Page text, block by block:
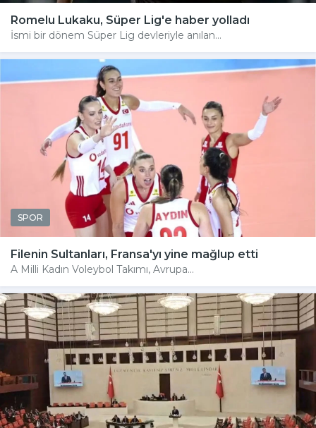
Romelu Lukaku, Süper Lig'e haber yolladı
İsmi bir dönem Süper Lig devleriyle anılan...
SPOR
Filenin Sultanları, Fransa'yı yine mağlup etti
A Milli Kadın Voleybol Takımı, Avrupa...